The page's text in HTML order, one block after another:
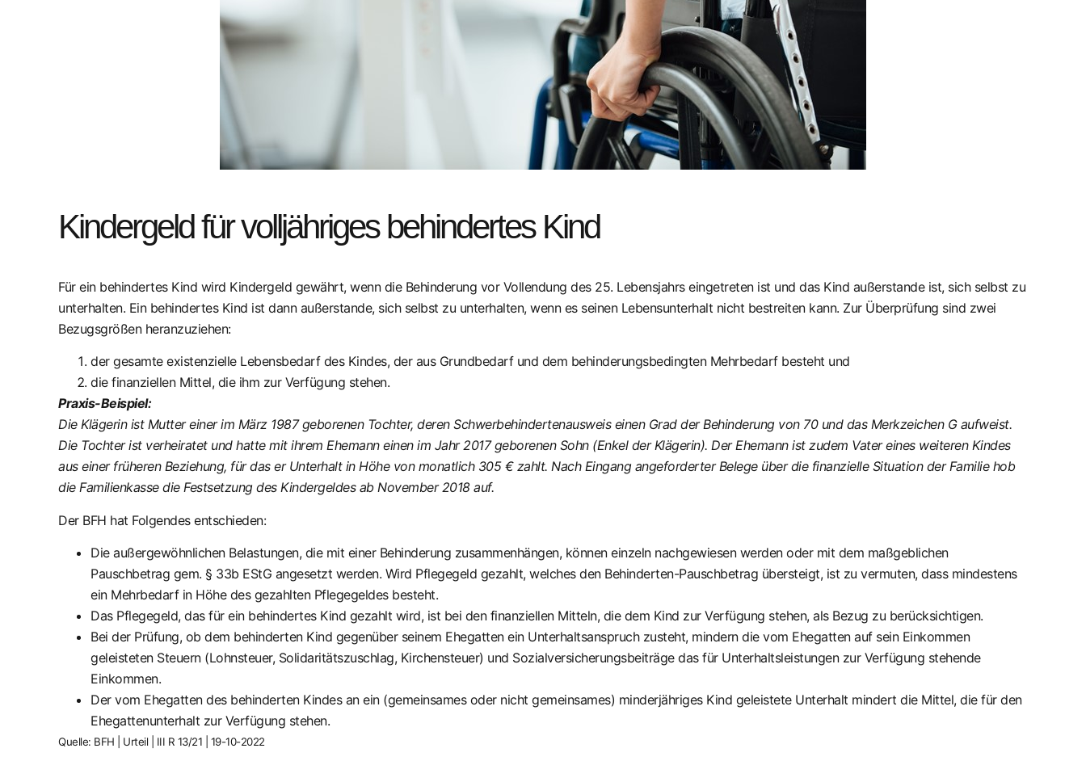
Kindergeld für volljähriges behindertes Kind
Für ein behindertes Kind wird Kindergeld gewährt, wenn die Behinderung vor Vollendung des 25. Lebensjahrs eingetreten ist und das Kind außerstande ist, sich selbst zu
unterhalten. Ein behindertes Kind ist dann außerstande, sich selbst zu unterhalten, wenn es seinen Lebensunterhalt nicht bestreiten kann. Zur Überprüfung sind zwei
Bezugsgrößen heranzuziehen:
der gesamte existenzielle Lebensbedarf des Kindes, der aus Grundbedarf und dem behinderungsbedingten Mehrbedarf besteht und
die finanziellen Mittel, die ihm zur Verfügung stehen.
Praxis-Beispiel:
Die Klägerin ist Mutter einer im März 1987 geborenen Tochter, deren Schwerbehindertenausweis einen Grad der Behinderung von 70 und das Merkzeichen G aufweist.
Die Tochter ist verheiratet und hatte mit ihrem Ehemann einen im Jahr 2017 geborenen Sohn (Enkel der Klägerin). Der Ehemann ist zudem Vater eines weiteren Kindes
aus einer früheren Beziehung, für das er Unterhalt in Höhe von monatlich 305 € zahlt. Nach Eingang angeforderter Belege über die finanzielle Situation der Familie hob
die Familienkasse die Festsetzung des Kindergeldes ab November 2018 auf.
Der BFH hat Folgendes entschieden:
Die außergewöhnlichen Belastungen, die mit einer Behinderung zusammenhängen, können einzeln nachgewiesen werden oder mit dem maßgeblichen
Pauschbetrag gem. § 33b EStG angesetzt werden. Wird Pflegegeld gezahlt, welches den Behinderten-Pauschbetrag übersteigt, ist zu vermuten, dass mindestens
ein Mehrbedarf in Höhe des gezahlten Pflegegeldes besteht.
Das Pflegegeld, das für ein behindertes Kind gezahlt wird, ist bei den finanziellen Mitteln, die dem Kind zur Verfügung stehen, als Bezug zu berücksichtigen.
Bei der Prüfung, ob dem behinderten Kind gegenüber seinem Ehegatten ein Unterhaltsanspruch zusteht, mindern die vom Ehegatten auf sein Einkommen
geleisteten Steuern (Lohnsteuer, Solidaritätszuschlag, Kirchensteuer) und Sozialversicherungsbeiträge das für Unterhaltsleistungen zur Verfügung stehende
Einkommen.
Der vom Ehegatten des behinderten Kindes an ein (gemeinsames oder nicht gemeinsames) minderjähriges Kind geleistete Unterhalt mindert die Mittel, die für den
Ehegattenunterhalt zur Verfügung stehen.
Quelle: BFH | Urteil | III R 13/21 | 19-10-2022